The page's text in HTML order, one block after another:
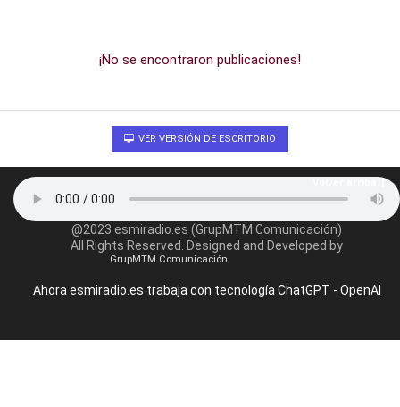
¡No se encontraron publicaciones!
VER VERSIÓN DE ESCRITORIO
@2023 esmiradio.es (GrupMTM Comunicación)
All Rights Reserved. Designed and Developed by
GrupMTM Comunicación
Ahora esmiradio.es trabaja con tecnología ChatGPT - OpenAI